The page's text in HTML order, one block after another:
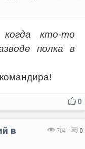
кто-то
полка в
0
704 0
в